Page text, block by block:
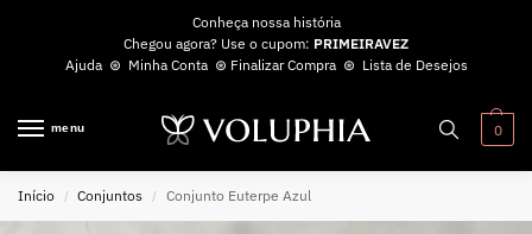
Conheça nossa história
Chegou agora? Use o cupom: PRIMEIRAVEZ
Ajuda⊛ Minha Conta⊛ Finalizar Compra⊛ Lista de Desejos
menu 0
Início / Conjuntos / Conjunto Euterpe Azul